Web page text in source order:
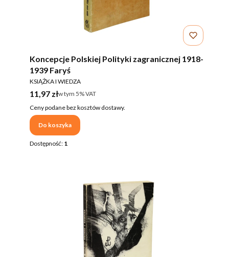
Koncepcje Polskiej Polityki zagranicznej 1918-
1939 Faryś
PRODUCENT
KSIĄŻKA I WIEDZA
Cena brutto
11,97 złw tym %s VAT
w tym 5%VAT
Ceny podane bez kosztów dostawy.
Do koszyka
Dostępność: 1